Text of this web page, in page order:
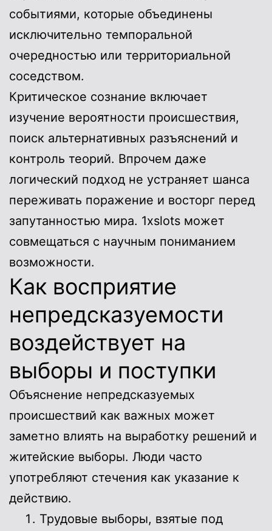
событиями, которые объединены
исключительно темпоральной
очередностью или территориальной
соседством.
Критическое сознание включает
изучение вероятности происшествия,
поиск альтернативных разъяснений и
контроль теорий. Впрочем даже
логический подход не устраняет шанса
переживать поражение и восторг перед
запутанностью мира. 1xslots может
совмещаться с научным пониманием
возможности.
Как восприятие
непредсказуемости
воздействует на
выборы и поступки
Объяснение непредсказуемых
происшествий как важных может
заметно влиять на выработку решений и
житейские выборы. Люди часто
употребляют стечения как указание к
действию.
Трудовые выборы, взятые под